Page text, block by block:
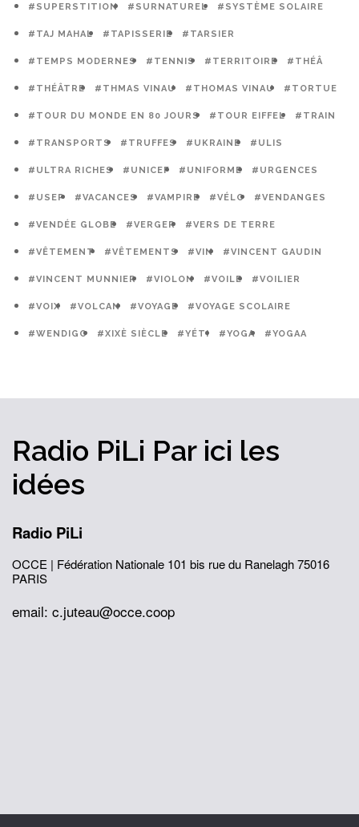
#SUPERSTITION #SURNATUREL #SYSTÈME SOLAIRE
#TAJ MAHAL #TAPISSERIE #TARSIER
#TEMPS MODERNES #TENNIS #TERRITOIRE #THÉÂ
#THÉÂTRE #THMAS VINAU #THOMAS VINAU #TORTUE
#TOUR DU MONDE EN 80 JOURS #TOUR EIFFEL #TRAIN
#TRANSPORTS #TRUFFES #UKRAINE #ULIS
#ULTRA RICHES #UNICEF #UNIFORME #URGENCES
#USEP #VACANCES #VAMPIRE #VÉLO #VENDANGES
#VENDÉE GLOBE #VERGER #VERS DE TERRE
#VÊTEMENT #VÊTEMENTS #VIN #VINCENT GAUDIN
#VINCENT MUNNIER #VIOLON #VOILE #VOILIER
#VOIX #VOLCAN #VOYAGE #VOYAGE SCOLAIRE
#WENDIGO #XIXÈ SIÈCLE #YÉTI #YOGA #YOGAA
Radio PiLi Par ici les
idées
Radio PiLi
OCCE | Fédération Nationale 101 bis rue du Ranelagh75016
PARIS
email: c.juteau@occe.coop